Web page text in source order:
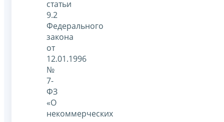
статьи
9.2
Федерального
закона
от
12.01.1996
№
7-
ФЗ
«О
некоммерческих